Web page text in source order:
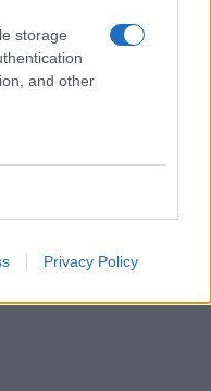
storage
and other
Privacy Policy